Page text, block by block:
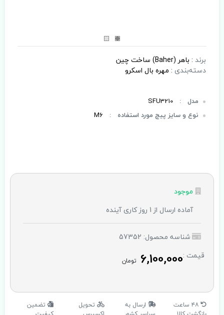
برند : باهر (Baher) ساخت چین
دسته‌بندی : مهره بال اسکرو
مدل :
SFU3210
نوع و سایز پیچ مورد استفاده
:
M6
موجود
آماده ارسال از 1 روز کاری آینده
شناسه محصول: 57352
قیمت :6,100,000 تومان
۴۸ ساعت
ارسال به
تحویل
تضمین